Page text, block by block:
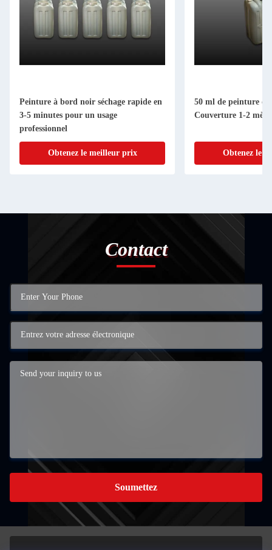
Peinture à bord noir séchage rapide en
3-5 minutes pour un usage
professionnel
Obtenez le meilleur prix
50 ml de peinture
Couverture 1-2
Obtenez le
Contact
Soumettez